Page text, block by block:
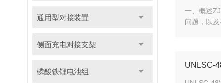
通用型对接装置
侧面充电对接支架
磷酸铁锂电池组
一、概述
问题，以
UNLSC-